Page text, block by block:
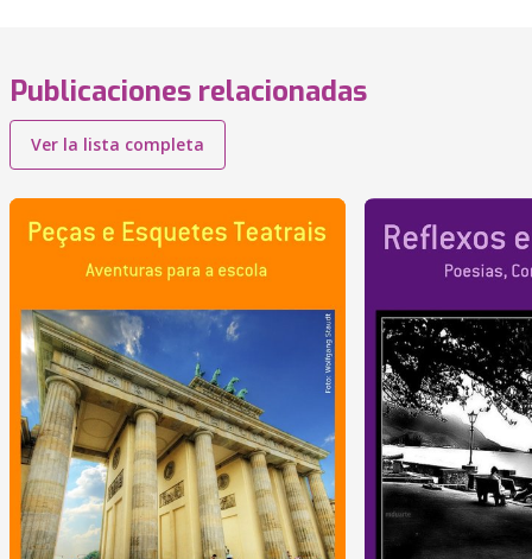
Publicaciones relacionadas
Ver la lista completa